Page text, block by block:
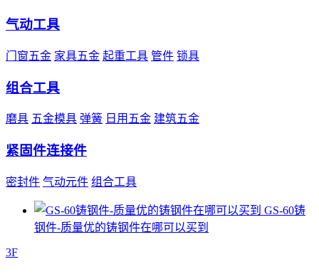
气动工具
门窗五金 家具五金 起重工具 管件 锁具
组合工具
磨具 五金模具 弹簧 日用五金 建筑五金
紧固件连接件
密封件 气动元件 组合工具
GS-60铸
钢件-质量优的铸钢件在哪可以买到
3F